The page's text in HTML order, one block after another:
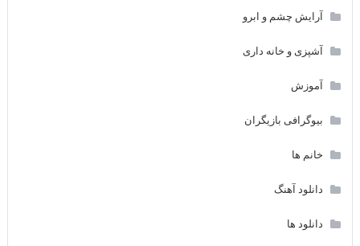
آرایش چشم و ابرو
آشپزی و خانه داری
آموزش
بیوگرافی بازیگران
خانم ها
دانلود آهنگ
دانلود ها